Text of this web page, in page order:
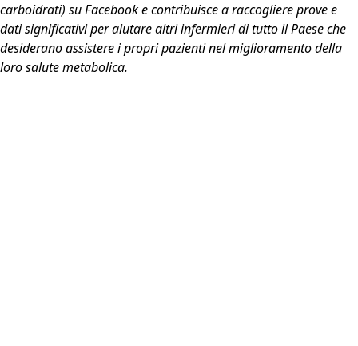
carboidrati) su Facebook e contribuisce a raccogliere prove e
dati significativi per aiutare altri infermieri di tutto il Paese che
desiderano assistere i propri pazienti nel miglioramento della
loro salute metabolica.